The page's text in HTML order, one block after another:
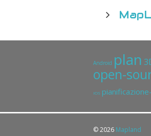
Android plan
open-
IOS
© 2026 Mapland